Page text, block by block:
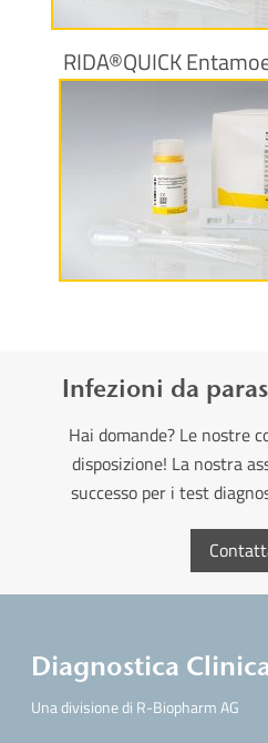
RIDA®QUICK
Maggiori
Infezioni da
Hai domande? Le nostre
disposizione! La nostra
successo per i test
Diagnostica
Una divisione di R-Biopharm AG